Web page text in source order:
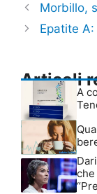
Morbillo,
Epatite
Articoli
A
che